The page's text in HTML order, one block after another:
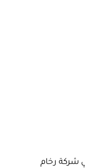
شركة رخام